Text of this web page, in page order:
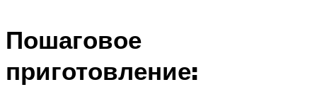
Пошаговое
приготовление: